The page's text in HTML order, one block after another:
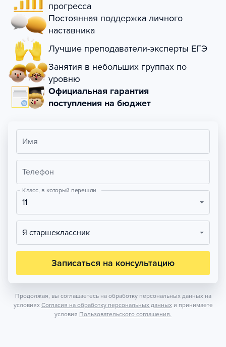
прогресса
Постоянная поддержка личного
наставника
Лучшие преподаватели-эксперты ЕГЭ
Занятия в небольших группах по
уровню
Официальная гарантия
поступления на бюджет
Имя
Телефон
Класс, в который перешли
11
Я старшеклассник
Записаться на консультацию
Продолжая, вы соглашаетесь на обработку персональных данных на
условиях Согласия на обработку персональных данных и принимаете
условия Пользовательского соглашения.